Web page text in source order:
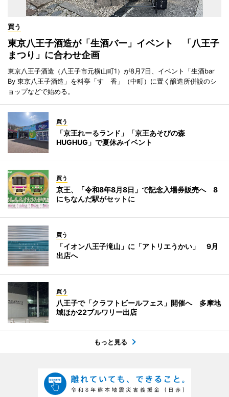
買う
東京八王子酒造が「生酒バー」イベント 「八王子
まつり」に合わせ企画
東京八王子酒造（八王子市元横山町1）が8月7日、イベント「生酒bar
By 東京八王子酒造」を料亭「すゞ香」（中町）に置く醸造所併設のシ
ョップなどで始める。
買う
「京王れーるランド」「京王あそびの森
HUGHUG」で夏休みイベント
買う
京王、「令和8年8月8日」で記念入場券販売へ 8
にちなんだ駅がセットに
買う
「イオン八王子滝山」に「アトリエうかい」 9月
出店へ
買う
八王子で「クラフトビールフェス」開催へ 多摩地
域ほか22ブルワリー出店
もっと見る